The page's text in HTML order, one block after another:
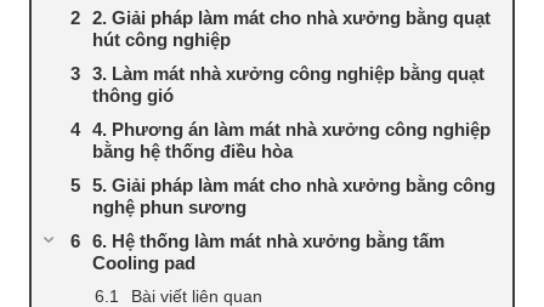
2. Giải pháp làm mát cho nhà xưởng bằng quạt
hút công nghiệp
3. Làm mát nhà xưởng công nghiệp bằng quạt
thông gió
4. Phương án làm mát nhà xưởng công nghiệp
bằng hệ thống điều hòa
5. Giải pháp làm mát cho nhà xưởng bằng công
nghệ phun sương
6. Hệ thống làm mát nhà xưởng bằng tấm
Cooling pad
Bài viết liên quan